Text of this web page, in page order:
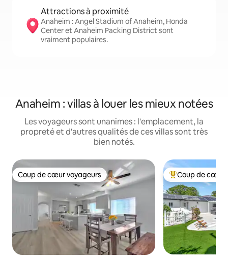
Attractions à proximité
Anaheim : Angel Stadium of Anaheim, Honda
Center et Anaheim Packing District sont
vraiment populaires.
Anaheim : villas à louer les mieux notées
Les voyageurs sont unanimes : l'emplacement, la
propreté et d'autres qualités de ces villas sont très
bien notés.
Coup de cœur voyageurs
Coup de cœur voyageurs Coup de cœur
Coup de cœur